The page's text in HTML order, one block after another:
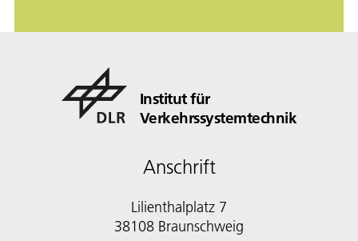
Institut für
Verkehrssystemtechnik
Anschrift
Lilienthalplatz 7
38108 Braunschweig